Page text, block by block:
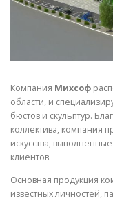
Компания Михсоф
области, и
бюстов и скульптур.
коллектива, компания
искусства,
клиентов.
Основная продукция
известных личностей,